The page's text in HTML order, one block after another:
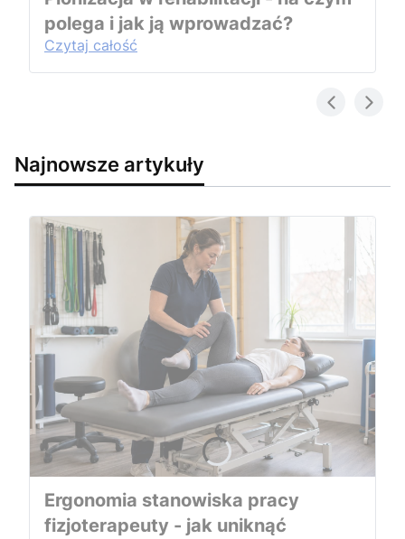
polega i jak ją wprowadzać?
Czytaj całość
Najnowsze artykuły
Ergonomia stanowiska pracy
fizjoterapeuty - jak uniknąć